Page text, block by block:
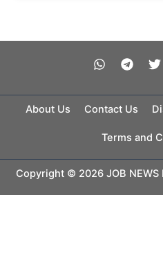
About Us Contact Us
Terms and
Copyright © 2026 JOB NEWS